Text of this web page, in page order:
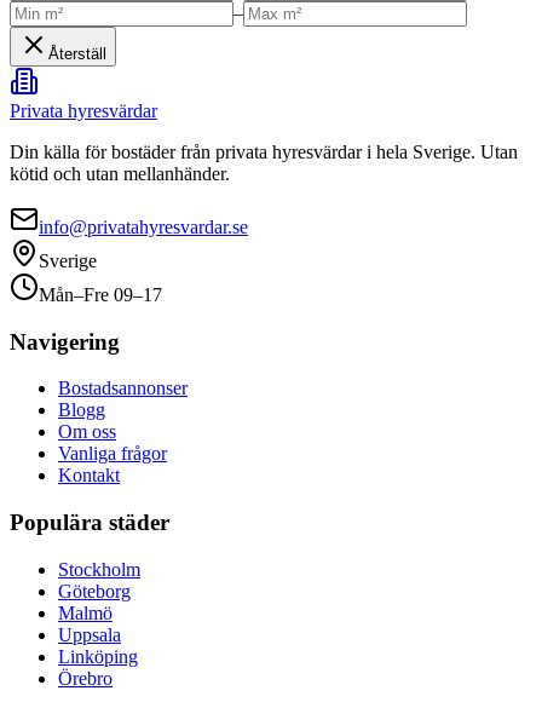
–
Återställ
Privata hyresvärdar
Din källa för bostäder från privata hyresvärdar i hela Sverige. Utan
kötid och utan mellanhänder.
info@privatahyresvardar.se
Sverige
Mån–Fre 09–17
Navigering
Bostadsannonser
Blogg
Om oss
Vanliga frågor
Kontakt
Populära städer
Stockholm
Göteborg
Malmö
Uppsala
Linköping
Örebro